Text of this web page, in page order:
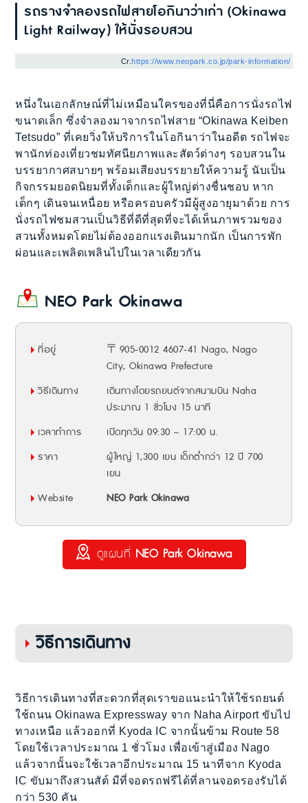
รถรางจำลองรถไฟสายโอกินาว่าเก่า (Okinawa
Light Railway) ให้นั่งรอบสวน
Cr.https://www.neopark.co.jp/park-information/
หนึ่งในเอกลักษณ์ที่ไม่เหมือนใครของที่นี่คือการนั่งรถไฟ
ขนาดเล็ก ซึ่งจำลองมาจากรถไฟสาย “Okinawa Keiben
Tetsudo” ที่เคยวิ่งให้บริการในโอกินาว่าในอดีต รถไฟจะ
พานักท่องเที่ยวชมทัศนียภาพและสัตว์ต่างๆ รอบสวนใน
บรรยากาศสบายๆ พร้อมเสียงบรรยายให้ความรู้ นับเป็น
กิจกรรมยอดนิยมที่ทั้งเด็กและผู้ใหญ่ต่างชื่นชอบ หาก
เด็กๆ เดินจนเหนื่อย หรือครอบครัวมีผู้สูงอายุมาด้วย การ
นั่งรถไฟชมสวนเป็นวิธีที่ดีที่สุดที่จะได้เห็นภาพรวมของ
สวนทั้งหมดโดยไม่ต้องออกแรงเดินมากนัก เป็นการพัก
ผ่อนและเพลิดเพลินไปในเวลาเดียวกัน
NEO Park Okinawa
ที่อยู่
〒905‑0012 4607‑41 Nago, Nago
City, Okinawa Prefecture
วิธีเดินทาง
เดินทางโดยรถยนต์จากสนามบิน Naha
ประมาณ 1 ชั่วโมง 15 นาที
เวลาทำการ
เปิดทุกวัน 09:30 – 17:00 น.
ราคา
ผู้ใหญ่ 1,300 เยน เด็กต่ำกว่า 12 ปี 700
เยน
Website
NEO Park Okinawa
ดูแผนที่ NEO Park Okinawa
วิธีการเดินทาง
วิธีการเดินทางที่สะดวกที่สุดเราขอแนะนำให้ใช้รถยนต์
ใช้ถนน Okinawa Expressway จาก Naha Airport ขับไป
ทางเหนือ แล้วออกที่ Kyoda IC จากนั้นข้าม Route 58
โดยใช้เวลาประมาณ 1 ชั่วโมง เพื่อเข้าสู่เมือง Nago
แล้วจากนั้นจะใช้เวลาอีกประมาณ 15 นาทีจาก Kyoda
IC ขับมาถึงสวนสัต์ มีที่จอดรถฟรีได้ที่ลานจอดรองรับได้
กว่า 530 คัน